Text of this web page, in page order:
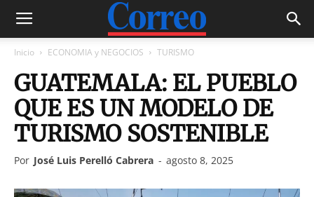
Inicio ECONOMIA y NEGOCIOS TURISMO
GUATEMALA: EL PUEBLO
QUE ES UN MODELO DE
TURISMO SOSTENIBLE
Por José Luis Perelló Cabrera - agosto 8, 2025